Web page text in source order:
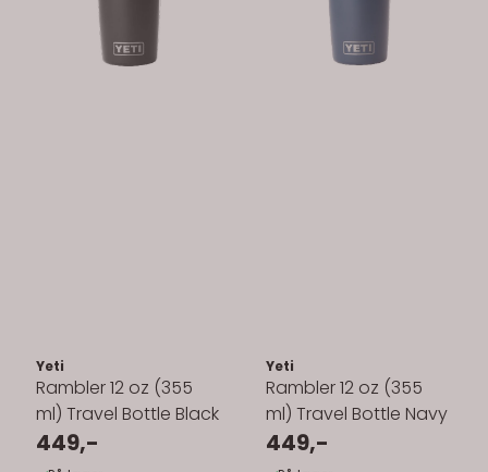
Yeti
Rambler 12 oz (355
ml) Travel Bottle Black
449,-
Yeti
Rambler 12 oz (355
ml) Travel Bottle Navy
449,-